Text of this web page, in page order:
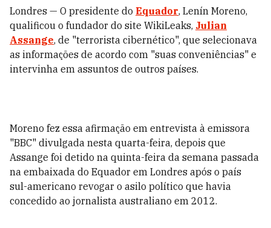
Londres — O presidente do Equador, Lenín Moreno,
qualificou o fundador do site WikiLeaks, Julian
Assange, de "terrorista cibernético", que selecionava
as informações de acordo com "suas conveniências" e
intervinha em assuntos de outros países.
Moreno fez essa afirmação em entrevista à emissora
"BBC" divulgada nesta quarta-feira, depois que
Assange foi detido na quinta-feira da semana passada
na embaixada do Equador em Londres após o país
sul-americano revogar o asilo político que havia
concedido ao jornalista australiano em 2012.